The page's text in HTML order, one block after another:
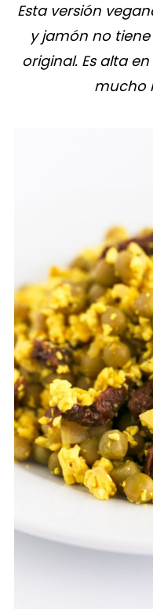
Esta versión
y jamón no
original. Es alta
mucho